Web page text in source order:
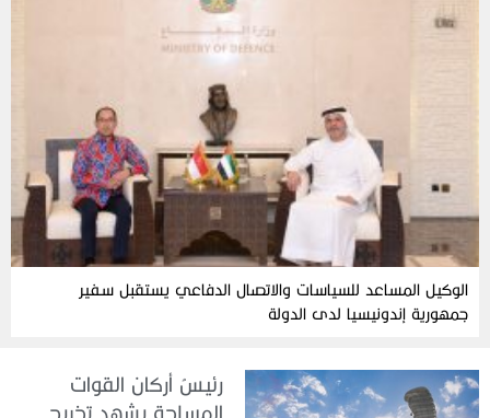
الوكيل المساعد للسياسات والاتصال الدفاعي يستقبل سفير
جمهورية إندونيسيا لدى الدولة
رئيسُ أركان القوات
المسلحة يشهد تخريج